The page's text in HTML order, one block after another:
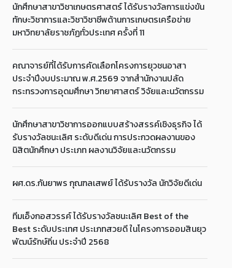
นักศึกษาสาขาวิชาเกษตรศาสตร์ ได้รับรางวัลการแข่งขัน
ทักษะวิชาการและวิชาวิชาชีพด้านการเกษตรเครือข่าย
มหาวิทยาลัยราชภัฏทั่วประเทศ ครั้งที่ 11
คณาจารย์ที่ได้รับการคัดเลือกโครงการยุวชนอาสา
ประจำปีงบประมาณ พ.ศ.2569 จากสำนักงานปลัด
กระทรวงการอุดมศึกษา วิทยาศาสตร์ วิจัยและนวัตกรรม
นักศึกษาสาขาวิชาการออกแบบสร้างสรรค์เชิงธุรกิจ ได้
รับรางวัลชนะเลิศ ระดับดีเด่น การประกวดผลงานของ
นิสิตนักศึกษา ประเภท ผลงานวิจัยและนวัตกรรม
ผศ.ดร.กันยาพร กุณฑลเสพย์ ได้รับรางวัล นักวิจัยดีเด่น
ทีมเอ็งกอสวรรค์ ได้รับรางวัลชนะเลิศ Best of the
Best ระดับประเทศ ประเภทสวยดี ในโครงการออมสินยุว
พัฒน์รักษ์ถิ่น ประจำปี 2568